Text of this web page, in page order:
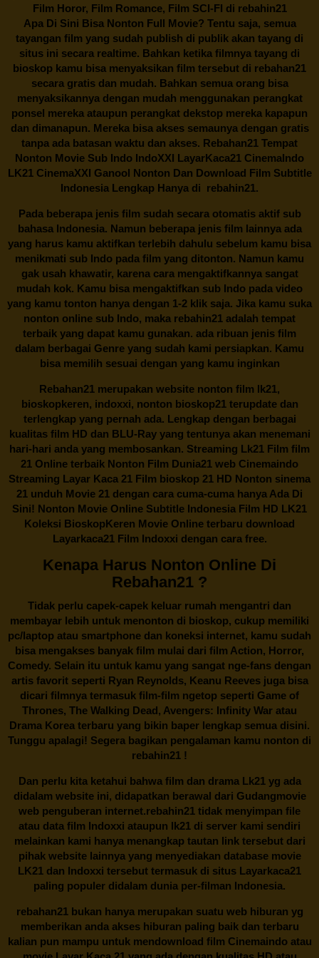
Film Horor, Film Romance, Film SCI-FI di rebahin21
Apa Di Sini Bisa Nonton Full Movie? Tentu saja, semua
tayangan film yang sudah publish di publik akan tayang di
situs ini secara realtime. Bahkan ketika filmnya tayang di
bioskop kamu bisa menyaksikan film tersebut di rebahan21
secara gratis dan mudah. Bahkan semua orang bisa
menyaksikannya dengan mudah menggunakan perangkat
ponsel mereka ataupun perangkat dekstop mereka kapapun
dan dimanapun. Mereka bisa akses semaunya dengan gratis
tanpa ada batasan waktu dan akses. Rebahan21 Tempat
Nonton Movie Sub Indo IndoXXI LayarKaca21 CinemaIndo
LK21 CinemaXXI Ganool Nonton Dan Download Film Subtitle
Indonesia Lengkap Hanya di rebahin21.
Pada beberapa jenis film sudah secara otomatis aktif sub
bahasa Indonesia. Namun beberapa jenis film lainnya ada
yang harus kamu aktifkan terlebih dahulu sebelum kamu bisa
menikmati sub Indo pada film yang ditonton. Namun kamu
gak usah khawatir, karena cara mengaktifkannya sangat
mudah kok. Kamu bisa mengaktifkan sub Indo pada video
yang kamu tonton hanya dengan 1-2 klik saja. Jika kamu suka
nonton online sub Indo, maka rebahin21 adalah tempat
terbaik yang dapat kamu gunakan. ada ribuan jenis film
dalam berbagai Genre yang sudah kami persiapkan. Kamu
bisa memilih sesuai dengan yang kamu inginkan
Rebahan21 merupakan website nonton film lk21,
bioskopkeren, indoxxi, nonton bioskop21 terupdate dan
terlengkap yang pernah ada. Lengkap dengan berbagai
kualitas film HD dan BLU-Ray yang tentunya akan menemani
hari-hari anda yang membosankan. Streaming Lk21 Film film
21 Online terbaik Nonton Film Dunia21 web Cinemaindo
Streaming Layar Kaca 21 Film bioskop 21 HD Nonton sinema
21 unduh Movie 21 dengan cara cuma-cuma hanya Ada Di
Sini! Nonton Movie Online Subtitle Indonesia Film HD LK21
Koleksi BioskopKeren Movie Online terbaru download
Layarkaca21 Film Indoxxi dengan cara free.
Kenapa Harus Nonton Online Di
Rebahan21 ?
Tidak perlu capek-capek keluar rumah mengantri dan
membayar lebih untuk menonton di bioskop, cukup memiliki
pc/laptop atau smartphone dan koneksi internet, kamu sudah
bisa mengakses banyak film mulai dari film Action, Horror,
Comedy. Selain itu untuk kamu yang sangat nge-fans dengan
artis favorit seperti Ryan Reynolds, Keanu Reeves juga bisa
dicari filmnya termasuk film-film ngetop seperti Game of
Thrones, The Walking Dead, Avengers: Infinity War atau
Drama Korea terbaru yang bikin baper lengkap semua disini.
Tunggu apalagi! Segera bagikan pengalaman kamu nonton di
rebahin21 !
Dan perlu kita ketahui bahwa film dan dramaLk21yg ada
didalam website ini, didapatkan berawal dari Gudangmovie
web penguberan internet.rebahin21 tidak menyimpan file
atau data film Indoxxi ataupun lk21 di server kami sendiri
melainkan kami hanya menangkap tautan link tersebut dari
pihak website lainnya yang menyediakan database movie
LK21 dan Indoxxi tersebut termasuk di situs Layarkaca21
paling populer didalam dunia per-filman Indonesia.
rebahan21bukan hanya merupakan suatu web hiburan yg
memberikan anda akses hiburan paling baik dan terbaru
kalian pun mampu untuk mendownload film Cinemaindo atau